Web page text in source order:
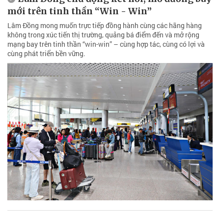
mới trên tinh thần “Win - Win”
Lâm Đồng mong muốn trực tiếp đồng hành cùng các hãng hàng
không trong xúc tiến thị trường, quảng bá điểm đến và mở rộng
mạng bay trên tinh thần “win-win” – cùng hợp tác, cùng có lợi và
cùng phát triển bền vững.